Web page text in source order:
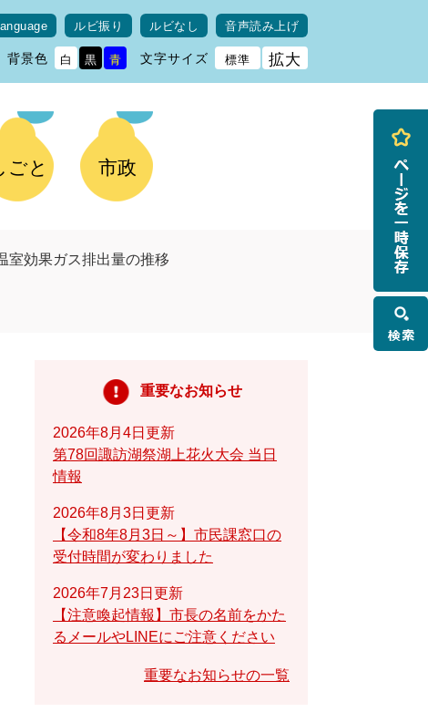
ルビ振り ルビなし 音声読み上げ
背景色 白 黒 青 文字サイズ 標準 拡大
ごと 市政
室効果ガス排出量の推移
重要なお知らせ
2026年8月4日更新
第78回諏訪湖祭湖上花火大会 当日
情報
2026年8月3日更新
【令和8年8月3日～】市民課窓口の
受付時間が変わりました
2026年7月23日更新
【注意喚起情報】市長の名前をかた
るメールやLINEにご注意ください
重要なお知らせの一覧